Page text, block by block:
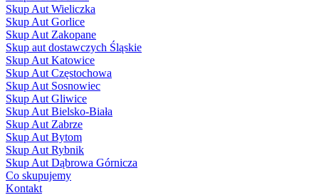
Skup Aut Wieliczka
Skup Aut Gorlice
Skup Aut Zakopane
Skup aut dostawczych Śląskie
Skup Aut Katowice
Skup Aut Częstochowa
Skup Aut Sosnowiec
Skup Aut Gliwice
Skup Aut Bielsko-Biała
Skup Aut Zabrze
Skup Aut Bytom
Skup Aut Rybnik
Skup Aut Dąbrowa Górnicza
Co skupujemy
Kontakt